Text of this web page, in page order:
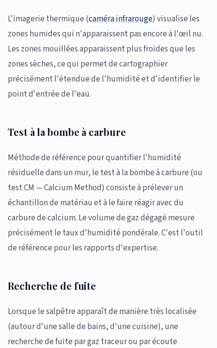
L'imagerie thermique (caméra infrarouge) visualise les
zones humides qui n'apparaissent pas encore à l'œil nu.
Les zones mouillées apparaissent plus froides que les
zones sèches, ce qui permet de cartographier
précisément l'étendue de l'humidité et d'identifier le
point d'entrée de l'eau.
Test à la bombe à carbure
Méthode de référence pour quantifier l'humidité
résiduelle dans un mur, le test à la bombe à carbure (ou
test CM — Calcium Method) consiste à prélever un
échantillon de matériau et à le faire réagir avec du
carbure de calcium. Le volume de gaz dégagé mesure
précisément le taux d'humidité pondérale. C'est l'outil
de référence pour les rapports d'expertise.
Recherche de fuite
Lorsque le salpêtre apparaît de manière très localisée
(autour d'une salle de bains, d'une cuisine), une
recherche de fuite par gaz traceur ou par écoute